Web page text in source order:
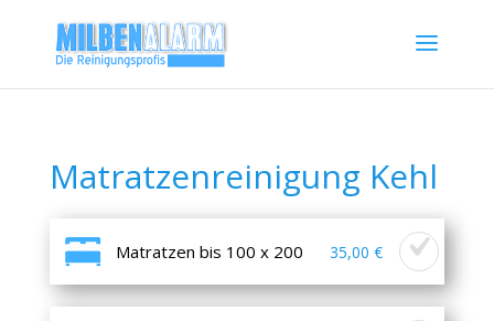
Matratzenreinigung Kehl
Matratzen bis 100 x 200 35,00 €